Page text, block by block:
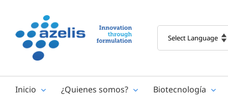
content
Inicio ¿Quienes somos? Biotecnología